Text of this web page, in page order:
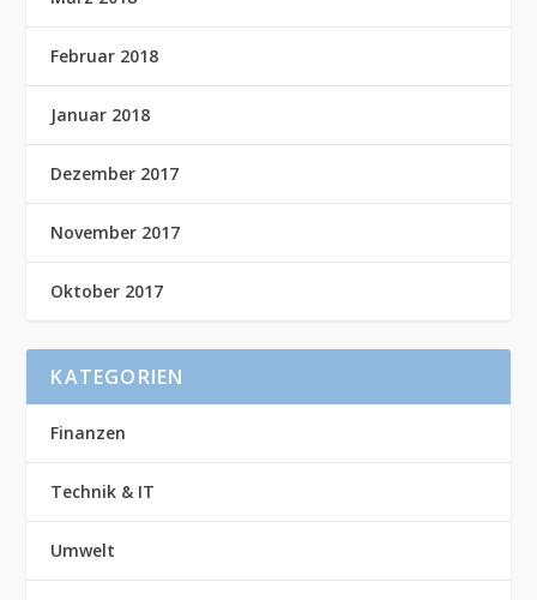
Februar 2018
Januar 2018
Dezember 2017
November 2017
Oktober 2017
KATEGORIEN
Finanzen
Technik & IT
Umwelt